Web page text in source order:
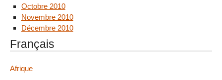
Octobre 2010
Novembre 2010
Décembre 2010
Français
Afrique